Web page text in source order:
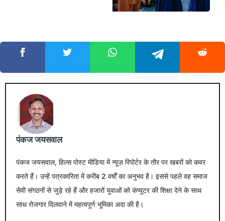
पंकज जयसवाल
पंकज जयसवाल, हिल्स पोस्ट मीडिया में न्यूज़ रिपोर्टर के तौर पर खबरों को कवर
करते हैं। उन्हें पत्रकारिता में करीब 2 वर्षों का अनुभव है। इससे पहले वह समाज
सेवी संगठनों से जुड़े रहे हैं और हजारों युवाओं को कंप्यूटर की शिक्षा देने के साथ
साथ रोजगार दिलवाने में महत्वपूर्ण भूमिका अदा की है।